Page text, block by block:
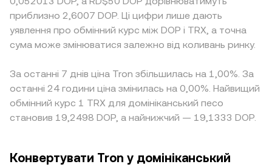
приблизно 2,6007 DOP. Ці цифри лише дають
уявлення про обмінний курс між DOP і TRX, а точна
сума може змінюватися залежно від коливань ринку.
За останні 7 днів ціна Tron збільшилась на 1,00%. За
останні 24 години ціна змінилась на 0,00%. Найвищий
обмінний курс 1 TRX для домініканський песо
становив 19,2498 DOP, а найнижчий — 19,1333 DOP.
Конвертувати Tron у домініканський